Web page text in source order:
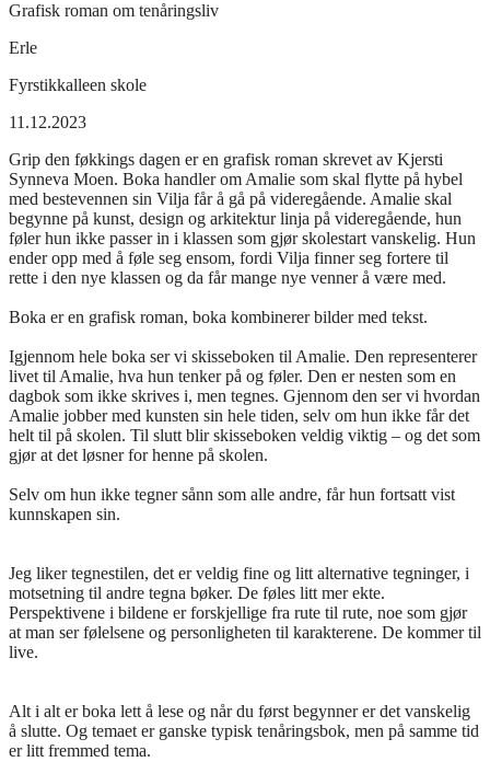
Grafisk roman om tenåringsliv
Erle
Fyrstikkalleen skole
11.12.2023
Grip den føkkings dagen er en grafisk roman skrevet av Kjersti
Synneva Moen. Boka handler om Amalie som skal flytte på hybel
med bestevennen sin Vilja får å gå på videregående. Amalie skal
begynne på kunst, design og arkitektur linja på videregående, hun
føler hun ikke passer in i klassen som gjør skolestart vanskelig. Hun
ender opp med å føle seg ensom, fordi Vilja finner seg fortere til
rette i den nye klassen og da får mange nye venner å være med.
Boka er en grafisk roman, boka kombinerer bilder med tekst.
Igjennom hele boka ser vi skisseboken til Amalie. Den representerer
livet til Amalie, hva hun tenker på og føler. Den er nesten som en
dagbok som ikke skrives i, men tegnes. Gjennom den ser vi hvordan
Amalie jobber med kunsten sin hele tiden, selv om hun ikke får det
helt til på skolen. Til slutt blir skisseboken veldig viktig – og det som
gjør at det løsner for henne på skolen.
Selv om hun ikke tegner sånn som alle andre, får hun fortsatt vist
kunnskapen sin.
Jeg liker tegnestilen, det er veldig fine og litt alternative tegninger, i
motsetning til andre tegna bøker. De føles litt mer ekte.
Perspektivene i bildene er forskjellige fra rute til rute, noe som gjør
at man ser følelsene og personligheten til karakterene. De kommer til
live.
Alt i alt er boka lett å lese og når du først begynner er det vanskelig
å slutte. Og temaet er ganske typisk tenåringsbok, men på samme tid
er litt fremmed tema.